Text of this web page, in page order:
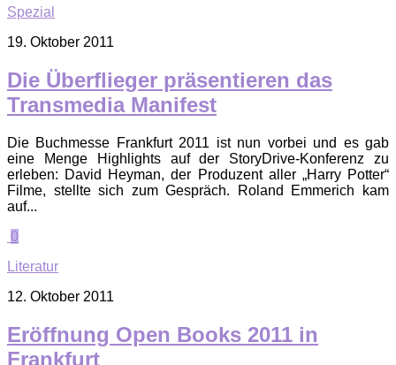
Spezial
19. Oktober 2011
Die Überflieger präsentieren das
Transmedia Manifest
Die Buchmesse Frankfurt 2011 ist nun vorbei und es gab
eine Menge Highlights auf der StoryDrive-Konferenz zu
erleben: David Heyman, der Produzent aller „Harry Potter“
Filme, stellte sich zum Gespräch. Roland Emmerich kam
auf...
0
Literatur
12. Oktober 2011
Eröffnung Open Books 2011 in
Frankfurt